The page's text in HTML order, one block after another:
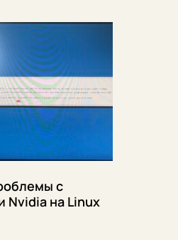
с
Nvidia на Linux